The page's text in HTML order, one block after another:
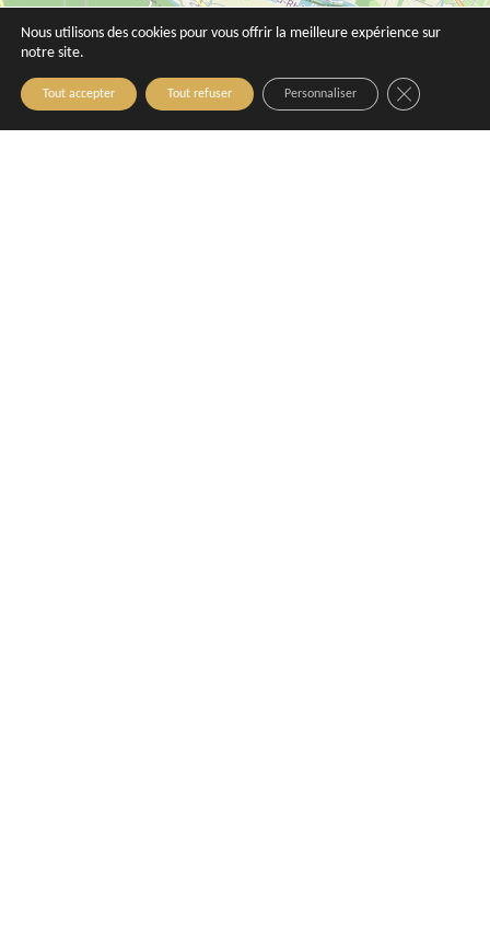
Nous utilisons des cookies pour vous offrir la meilleure expérience sur
notre site.
Tout accepter Tout refuser Personnaliser Close GDPR